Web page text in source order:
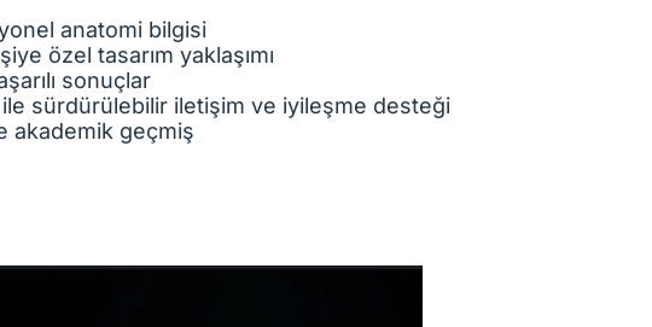
anatomi bilgisi
özel tasarım yaklaşımı
sonuçlar
sürdürülebilir iletişim ve iyileşme desteği
akademik geçmiş